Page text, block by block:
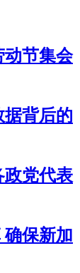
动节集会
据背后的
政党代表
保新加